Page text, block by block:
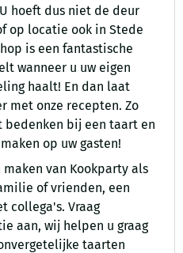
hoeft dus niet de deur
op locatie ook in Stede
is een fantastische
wanneer u uw eigen
haalt! En dan laat
met onze recepten. Zo
bedenken bij een taart en
op uw gasten!
van Kookparty als
of vrienden, een
collega's. Vraag
aan, wij helpen u graag
taarten